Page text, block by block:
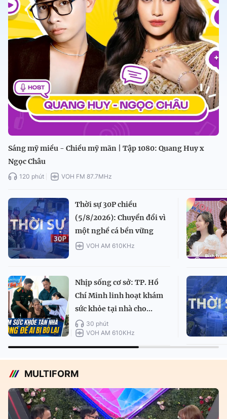
Sáng mỹ miều - Chiều mỹ mãn | Tập 1080: Quang Huy x
Ngọc Châu
120 phút VOH FM 87.7MHz
Thời sự 30P chiều
(5/8/2026): Chuyển đổi vì
một nghề cá bền vững
VOH AM 610KHz
Nhịp sống cơ sở: TP. Hồ
Chí Minh linh hoạt khám
sức khỏe tại nhà cho...
30 phút
VOH AM 610KHz
MULTIFORM